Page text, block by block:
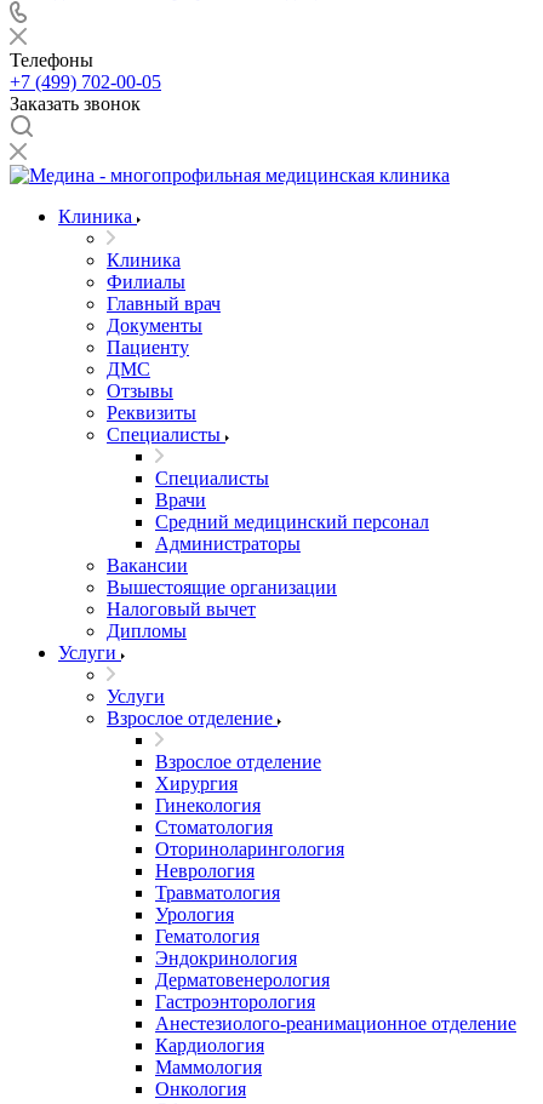
Телефоны
+7 (499) 702-00-05
Заказать звонок
Клиника
Клиника
Филиалы
Главный врач
Документы
Пациенту
ДМС
Отзывы
Реквизиты
Специалисты
Специалисты
Врачи
Средний медицинский персонал
Администраторы
Вакансии
Вышестоящие организации
Налоговый вычет
Дипломы
Услуги
Услуги
Взрослое отделение
Взрослое отделение
Хирургия
Гинекология
Стоматология
Оториноларингология
Неврология
Травматология
Урология
Гематология
Эндокринология
Дерматовенерология
Гастроэнторология
Анестезиолого-реанимационное отделение
Кардиология
Маммология
Онкология